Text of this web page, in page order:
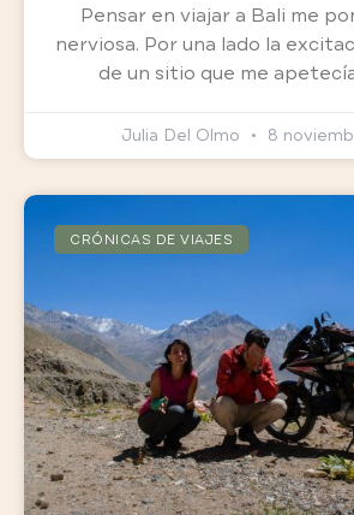
Pensar en viajar a Bali me
nerviosa. Por una lado la
de un sitio que me
Julia Del Olmo 8
CRÓNICAS DE VIAJES